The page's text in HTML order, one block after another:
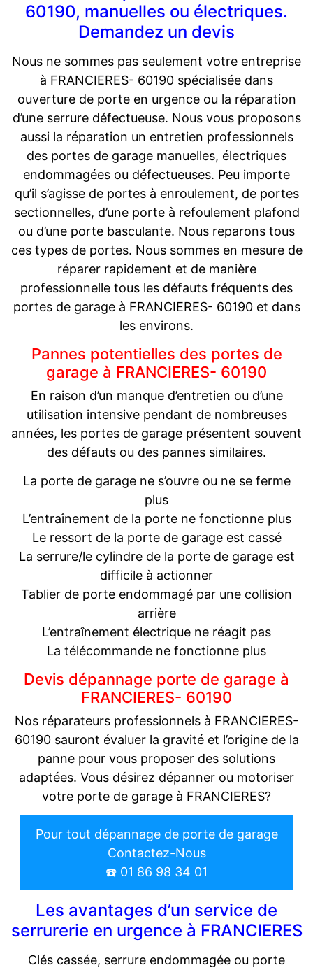
60190, manuelles ou électriques.
Demandez un devis
Nous ne sommes pas seulement votre entreprise
à FRANCIERES- 60190 spécialisée dans
ouverture de porte en urgence ou la réparation
d’une serrure défectueuse. Nous vous proposons
aussi la réparation un entretien professionnels
des portes de garage manuelles, électriques
endommagées ou défectueuses. Peu importe
qu’il s’agisse de portes à enroulement, de portes
sectionnelles, d’une porte à refoulement plafond
ou d’une porte basculante. Nous reparons tous
ces types de portes. Nous sommes en mesure de
réparer rapidement et de manière
professionnelle tous les défauts fréquents des
portes de garage à FRANCIERES- 60190 et dans
les environs.
Pannes potentielles des portes de
garage à FRANCIERES- 60190
En raison d’un manque d’entretien ou d’une
utilisation intensive pendant de nombreuses
années, les portes de garage présentent souvent
des défauts ou des pannes similaires.
La porte de garage ne s’ouvre ou ne se ferme
plus
L’entraînement de la porte ne fonctionne plus
Le ressort de la porte de garage est cassé
La serrure/le cylindre de la porte de garage est
difficile à actionner
Tablier de porte endommagé par une collision
arrière
L’entraînement électrique ne réagit pas
La télécommande ne fonctionne plus
Devis dépannage porte de garage à
FRANCIERES- 60190
Nos réparateurs professionnels à FRANCIERES-
60190 sauront évaluer la gravité et l’origine de la
panne pour vous proposer des solutions
adaptées. Vous désirez dépanner ou motoriser
votre porte de garage à FRANCIERES?
Pour tout dépannage de porte de garage
Contactez-Nous
☎️ 01 86 98 34 01
Les avantages d’un service de
serrurerie en urgence à FRANCIERES
Clés cassée, serrure endommagée ou porte